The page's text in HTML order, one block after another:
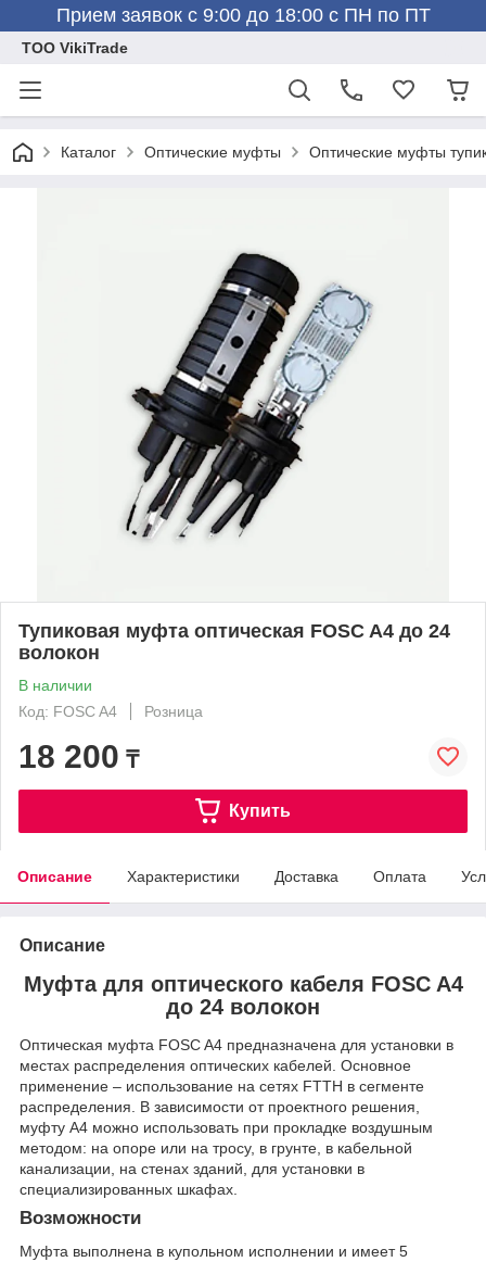
Прием заявок с 9:00 до 18:00 с ПН по ПТ
ТОО VikiTrade
Каталог Оптические муфты Оптические муфты
Тупиковая муфта оптическая FOSC A4 до 24
волокон
В наличии
Код: FOSC A4
Розница
18 200 ₸
Купить
Описание Характеристики Доставка Оплата
Описание
Муфта для оптического кабеля FOSC A4
до 24 волокон
Оптическая муфта FOSC A4 предназначена для установки в
местах распределения оптических кабелей. Основное
применение – использование на сетях FTTH в сегменте
распределения. В зависимости от проектного решения,
муфту А4 можно использовать при прокладке воздушным
методом: на опоре или на тросу, в грунте, в кабельной
канализации, на стенах зданий, для установки в
специализированных шкафах.
Возможности
Муфта выполнена в купольном исполнении и имеет 5